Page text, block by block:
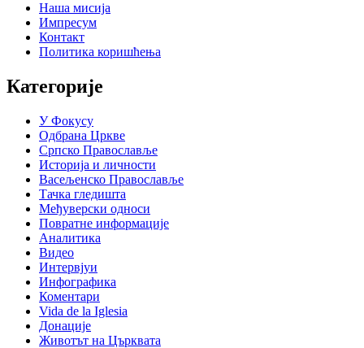
Наша мисија
Импресум
Контакт
Политика коришћења
Категорије
У Фокусу
Одбрана Цркве
Српско Православље
Историја и личности
Васељенско Православље
Тачка гледишта
Међуверски односи
Повратне информације
Аналитика
Видео
Интервјуи
Инфографика
Коментари
Vida de la Iglesia
Донације
Животът на Църквата